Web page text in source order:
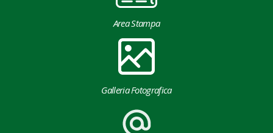
Area Stampa
Galleria Fotografica